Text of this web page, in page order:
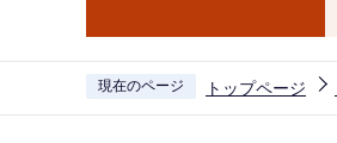
現在のページ トップページ